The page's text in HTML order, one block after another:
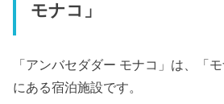
モナコ」
「アンバセダダー モナコ」は、「
にある宿泊施設です。